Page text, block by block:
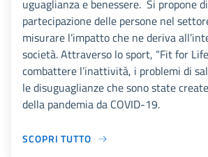
uguaglianza e benessere. Si propone
partecipazione delle persone nel
misurare l’impatto che ne deriva
società. Attraverso lo sport, “Fit for
combattere l’inattività, i problemi di
le disuguaglianze che sono state
della pandemia da COVID-19.
SCOPRI TUTTO